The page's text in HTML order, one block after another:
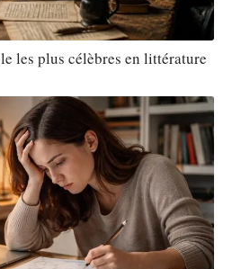
les plus célèbres en littérature